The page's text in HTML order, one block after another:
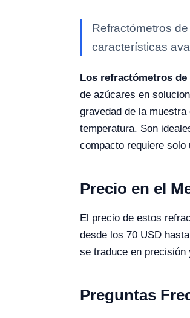
Refractómetros
características
Los refractómetros de
de azúcares en
gravedad de la
temperatura. Son
compacto requiere
Precio en el
El precio de estos
desde los 70 USD
se traduce en precisión
Preguntas